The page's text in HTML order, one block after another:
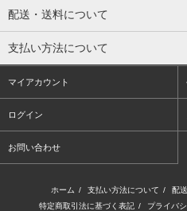
配送・送料について
支払い方法について
マイアカウント
ログイン
お問い合わせ
ホーム / 支払い方法について / 配
特定商取引法に基づく表記 / プライバ